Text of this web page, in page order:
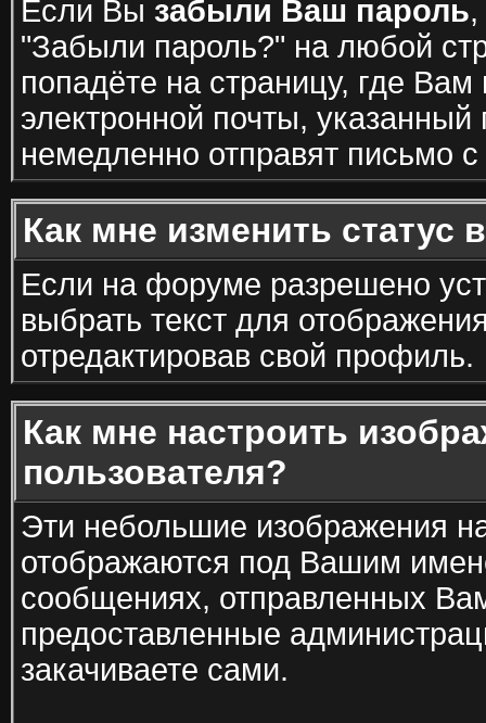
Если Вы забыли Ваш пароль
"Забыли пароль?" на любой
попадёте на страницу, где
электронной почты,
немедленно отправят письмо
Как мне изменить
Если на форуме разрешено
выбрать текст для
отредактировав свой профиль.
Как мне настроить
пользователя?
Эти небольшие изображения
отображаются под Вашим
сообщениях, отправленных
предоставленные
закачиваете сами.